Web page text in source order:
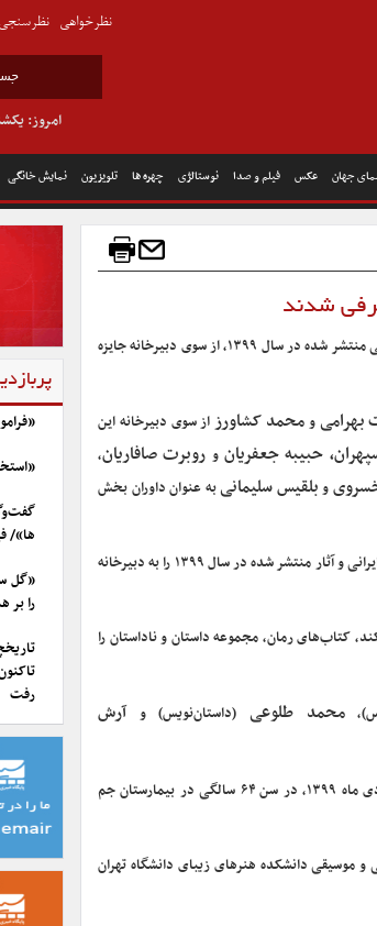
جهان عکس فیلم و صدا نوستالژی چهره ها تلویزیون نمایش خانگی
امروز: یکشنبه , ۱۸
نظرخواهی نظرسنجی
شدند
داوران نخستین دوره جایزه اصغر عبدالهی، ویژه آثار ادبی منتشر شده در سال ۱۳۹۹، از سوی دبیرخانه جایزه‌
بهرامیومحمد کشاورزاز سوی دبیرخانه این
حبیبه جعفریان و روبرت صافاریان،
وبلقیس سلیمانیبه عنوان داوران بخش
نخستین دوره این جایزه ادبی در سال ۱۴۰۰ برگزار می‌شود و ناشران و نویسندگان تا مهرماه فرصت داشتند کتاب‌های ایرانی و آثار منتشر شده در سال ۱۳۹۹ را به دبیرخانه
کتاب‌های رمان، مجموعه داستان و ناداستان را
محمد طلوعی(داستان‌نویس) وآرش
فیلم‌نامه‌نویس، کارگردان و داستان نویس که متولد ۱۳۳۴ در آبادان بود و ۷ دی ماه ۱۳۹۹، در سن ۶۴ سالگی در بیمارستان جم
موسیقی دانشکده هنرهای زیبای دانشگاه تهران
ها»/
«گل
را بر
رفت